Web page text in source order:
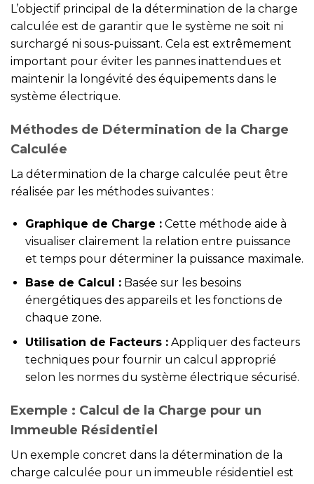
L’objectif principal de la détermination de la charge
calculée est de garantir que le système ne soit ni
surchargé ni sous-puissant. Cela est extrêmement
important pour éviter les pannes inattendues et
maintenir la longévité des équipements dans le
système électrique.
Méthodes de Détermination de la Charge
Calculée
La détermination de la charge calculée peut être
réalisée par les méthodes suivantes :
Graphique de Charge :Cette méthode aide à
visualiser clairement la relation entre puissance
et temps pour déterminer la puissance maximale.
Base de Calcul :Basée sur les besoins
énergétiques des appareils et les fonctions de
chaque zone.
Utilisation de Facteurs :Appliquer des facteurs
techniques pour fournir un calcul approprié
selon les normes du système électrique sécurisé.
Exemple : Calcul de la Charge pour un
Immeuble Résidentiel
Un exemple concret dans la détermination de la
charge calculée pour un immeuble résidentiel est